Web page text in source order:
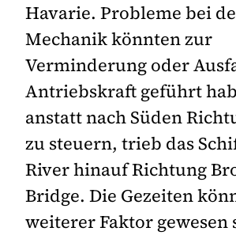
Havarie. Probleme bei
Mechanik könnten zur
Verminderung oder
Antriebskraft geführt
anstatt nach Süden
zu steuern, trieb das
River hinauf Richtung
Bridge. Die Gezeiten
weiterer Faktor gewesen